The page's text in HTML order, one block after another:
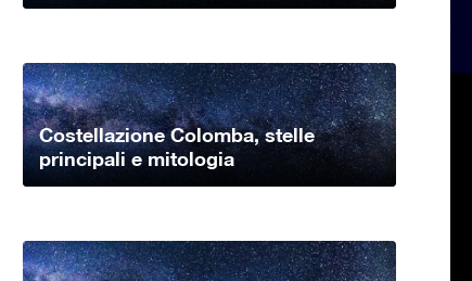
Costellazione Colomba, stelle
principali e mitologia